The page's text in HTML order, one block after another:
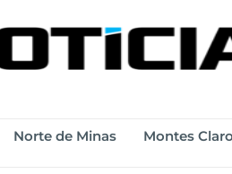
Norte de Minas Montes